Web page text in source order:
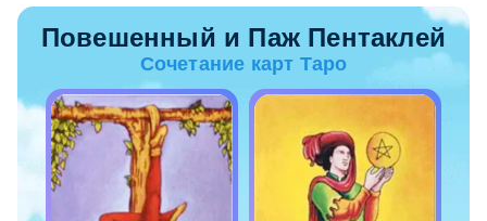
Повешенный и Паж Пентаклей
Сочетание карт Таро